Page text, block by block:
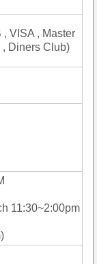
VISA , Master
Diners Club)
11:30~2:00pm